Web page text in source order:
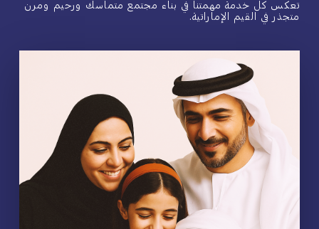
تعكس كل خدمة مهمتنا في بناء مجتمع متماسك ورحيم ومرن
متجذر في القيم الإماراتية.